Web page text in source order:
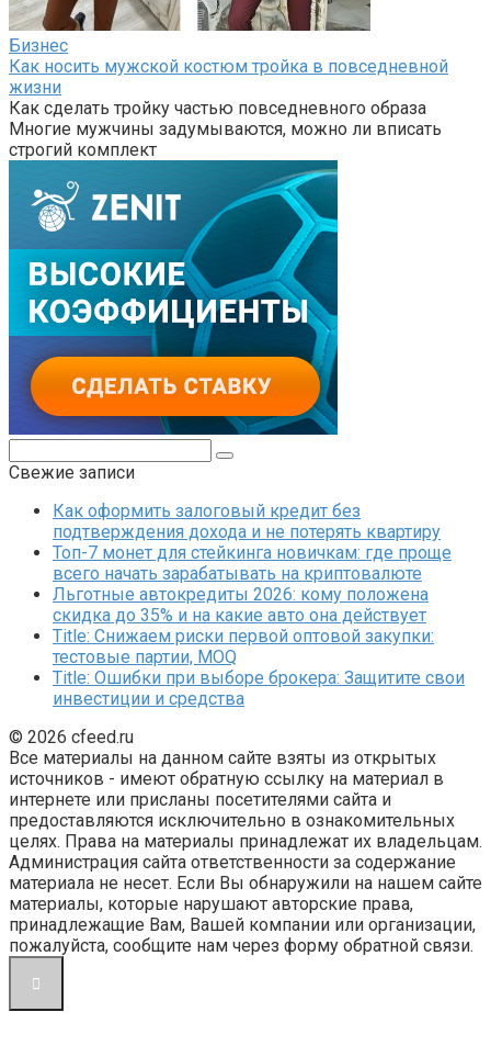
Бизнес
Как носить мужской костюм тройка в повседневной
жизни
Как сделать тройку частью повседневного образа
Многие мужчины задумываются, можно ли вписать
строгий комплект
Свежие записи
Как оформить залоговый кредит без
подтверждения дохода и не потерять квартиру
Топ-7 монет для стейкинга новичкам: где проще
всего начать зарабатывать на криптовалюте
Льготные автокредиты 2026: кому положена
скидка до 35% и на какие авто она действует
Title: Снижаем риски первой оптовой закупки:
тестовые партии, MOQ
Title: Ошибки при выборе брокера: Защитите свои
инвестиции и средства
© 2026 cfeed.ru
Все материалы на данном сайте взяты из открытых
источников - имеют обратную ссылку на материал в
интернете или присланы посетителями сайта и
предоставляются исключительно в ознакомительных
целях. Права на материалы принадлежат их владельцам.
Администрация сайта ответственности за содержание
материала не несет. Если Вы обнаружили на нашем сайте
материалы, которые нарушают авторские права,
принадлежащие Вам, Вашей компании или организации,
пожалуйста, сообщите нам через форму обратной связи.